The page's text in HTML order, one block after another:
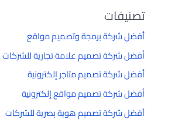
تصنيفات
أفضل شركة برمجة وتصميم مواقع
أفضل شركة تصميم علامة تجارية للشركات
أفضل شركة تصميم متاجر إلكترونية
أفضل شركة تصميم مواقع إلكترونية
أفضل شركة تصميم هوية بصرية للشركات